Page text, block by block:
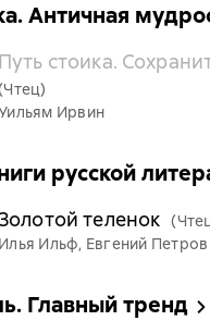
Античная
Путь стоика.
Ирвин
русской
теленок
Илья Ильф, Евгений Петров
Главный тренд